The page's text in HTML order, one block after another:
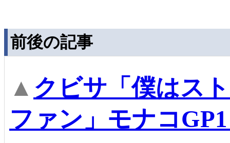
前後の記事
▲ クビサ「僕はス
ファン」モナコ